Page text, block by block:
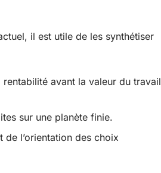
il est utile de les synthétiser
avant la valeur du travail
sur une planète finie.
de l’orientation des choix